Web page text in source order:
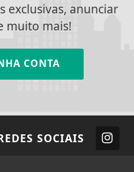
exclusivas, anunciar
muito mais!
CONTA
SOCIAIS